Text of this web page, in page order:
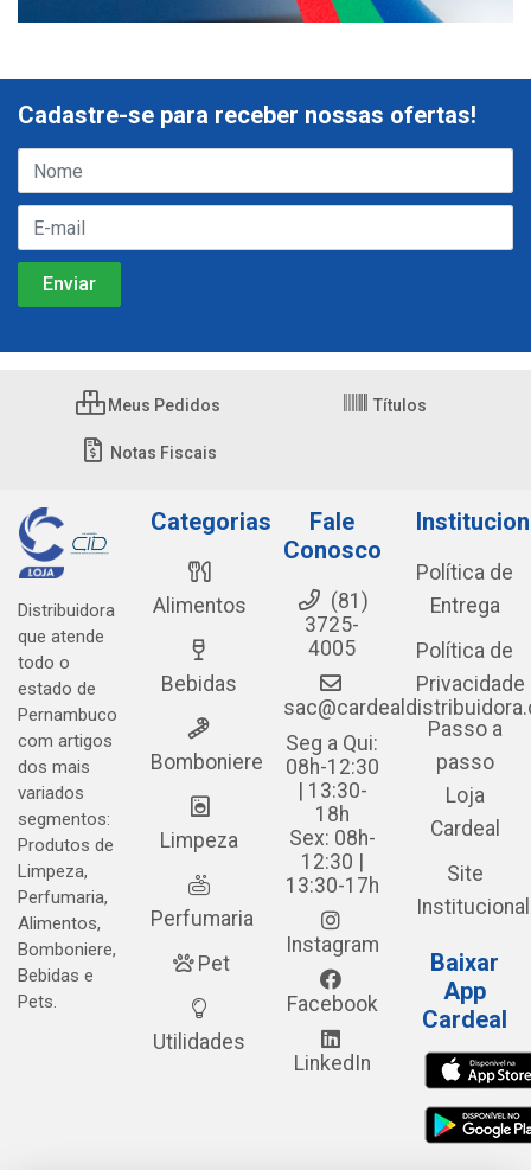
Cadastre-se para receber nossas ofertas!
Meus Pedidos Títulos
Notas Fiscais
Distribuidora
que atende
todo o
estado de
Pernambuco
com artigos
dos mais
variados
segmentos:
Produtos de
Limpeza,
Perfumaria,
Alimentos,
Bomboniere,
Bebidas e
Pets.
Categorias
Alimentos
Bebidas
Bomboniere
Limpeza
Perfumaria
Pet
Utilidades
Fale
Conosco
(81)
3725-
4005
Seg a Qui:
08h-12:30
| 13:30-
18h
Sex: 08h-
12:30 |
13:30-17h
Instagram
Facebook
LinkedIn
Política de
Entrega
Política de
Privacidade
Passo a
passo
Loja
Cardeal
Site
Institucional
Baixar
App
Cardeal